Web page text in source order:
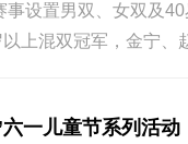
置男双、女双及40
上混双冠军，金宁、
一儿童节系列活动